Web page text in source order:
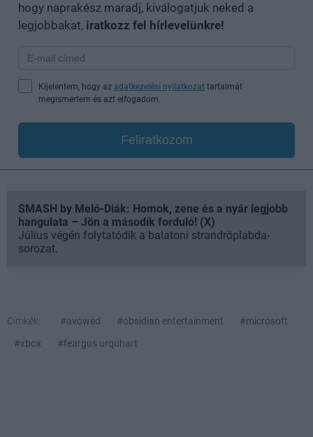
hogy naprakész maradj, kiválogatjuk neked a
legjobbakat, iratkozz fel hírlevelünkre!
Kijelentem, hogy az adatkezelési nyilatkozat tartalmát
megismertem és azt elfogadom.
Feliratkozom
SMASH by Meló-Diák: Homok, zene és a nyár legjobb
hangulata – Jön a második forduló! (X)
Július végén folytatódik a balatoni strandröplabda-
sorozat.
Címkék: #avowed #obsidian entertainment
#microsoft
#xbox
#feargus urquhart